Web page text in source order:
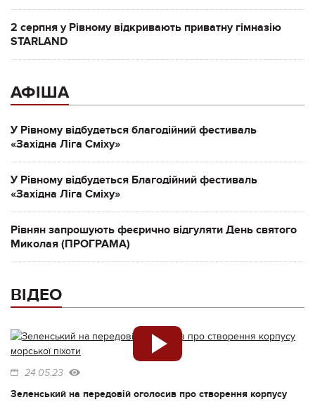
2 серпня у Рівному відкривають приватну гімназію
STARLAND
АФІША
У Рівному відбудеться благодійний фестиваль
«Західна Ліга Сміху»
У Рівному відбудеться Благодійний фестиваль
«Західна Ліга Сміху»
Рівнян запрошують феєрично відгуляти День святого
Миколая (ПРОГРАМА)
ВІДЕО
24.05.23
Зеленський на передовій оголосив про створення корпусу